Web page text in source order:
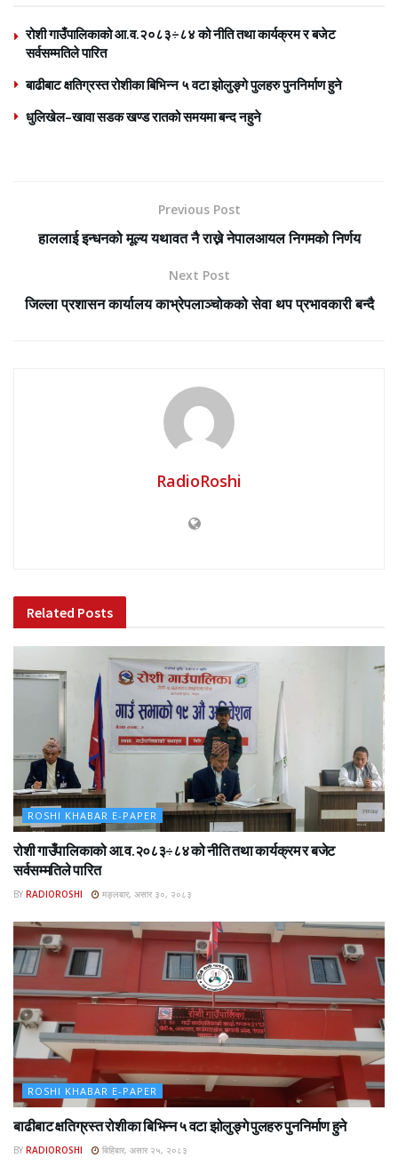
रोशी गाउँपालिकाको आ.व.२०८३÷८४ को नीति तथा कार्यक्रम र बजेट
सर्वसम्मतिले पारित
बाढीबाट क्षतिग्रस्त रोशीका बिभिन्न ५ वटा झोलुङ्गे पुलहरु पुननिर्माण हुने
धुलिखेल–खावा सडक खण्ड रातको समयमा बन्द नहुने
Previous Post
हाललाई इन्धनको मूल्य यथावत नै राख्ने नेपालआयल निगमको निर्णय
Next Post
जिल्ला प्रशासन कार्यालय काभ्रेपलाञ्चोकको सेवा थप प्रभावकारी बन्दै
RadioRoshi
Related Posts
ROSHI KHABAR E-PAPER
रोशी गाउँपालिकाको आ.व.२०८३÷८४ को नीति तथा कार्यक्रम र बजेट
सर्वसम्मतिले पारित
BY RADIOROSHI मङ्लबार, असार ३०, २०८३
ROSHI KHABAR E-PAPER
बाढीबाट क्षतिग्रस्त रोशीका बिभिन्न ५ वटा झोलुङ्गे पुलहरु पुननिर्माण हुने
BY RADIOROSHI बिहिबार, असार २५, २०८३